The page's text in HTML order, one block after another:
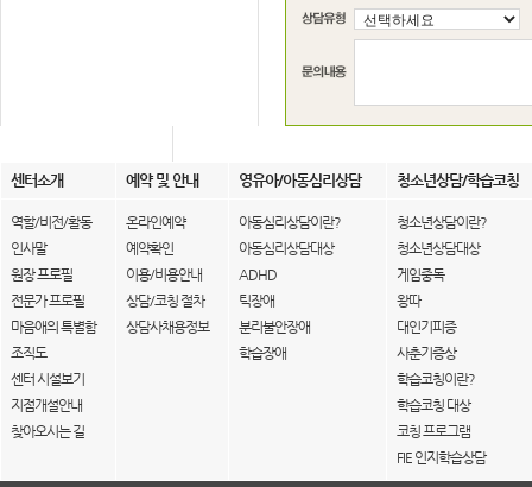
센터소개 예약 및 안내 영유아/아동심리상담 청소년상담/학습코칭
역할/비전/활동
인사말
원장 프로필
전문가 프로필
마음애의 특별함
조직도
센터 시설보기
지점개설안내
찾아오시는 길
온라인예약
예약확인
이용/비용안내
상담/코칭 절차
상담사채용정보
아동심리상담이란?
아동심리상담대상
ADHD
틱장애
분리불안장애
학습장애
청소년상담이란?
청소년상담대상
게임중독
왕따
대인기피증
사춘기증상
학습코칭이란?
학습코칭 대상
코칭 프로그램
FIE 인지학습상담